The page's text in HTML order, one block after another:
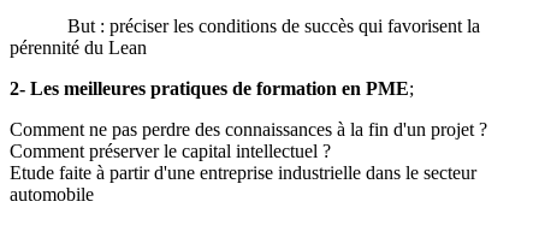
But : préciser les conditions de succès qui favorisent la
pérennité du Lean
2- Les meilleures pratiques de formation en PME;
Comment ne pas perdre des connaissances à la fin d'un projet ?
Comment préserver le capital intellectuel ?
Etude faite à partir d'une entreprise industrielle dans le secteur
automobile